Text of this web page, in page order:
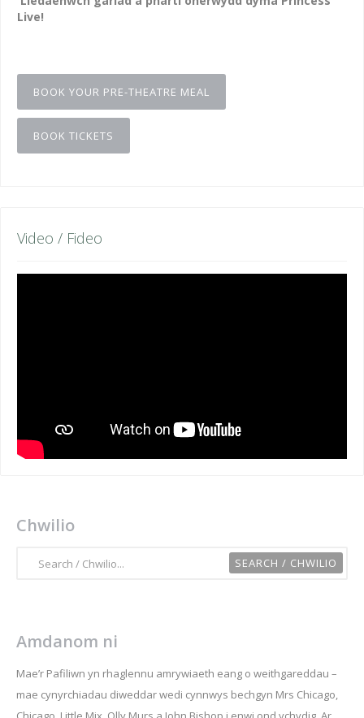
Live!
BOOK YOUR PRE-THEATRE MEAL
BOOK TICKETS
Video / Fideo
Chwilio
Amdanom ni
Mae’r Pafiliwn yn rhaglennu amrywiaeth eang o weithgareddau –
mae cynyrchiadau diweddar wedi cynnwys bechgyn Mrs Chicago,